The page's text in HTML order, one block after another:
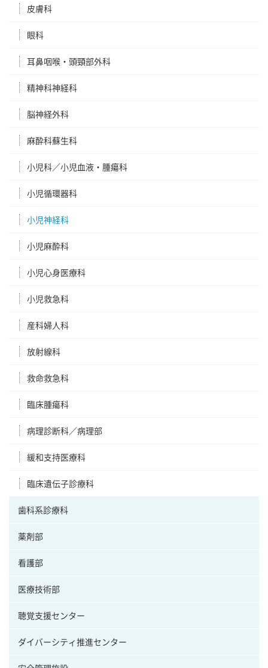
皮膚科
眼科
耳鼻咽喉・頭頸部外科
精神科神経科
脳神経外科
麻酔科蘇生科
小児科／小児血液・腫瘍科
小児循環器科
小児神経科
小児麻酔科
小児心身医療科
小児救急科
産科婦人科
放射線科
救命救急科
臨床腫瘍科
病理診断科／病理部
緩和支持医療科
臨床遺伝子診療科
歯科系診療科
薬剤部
看護部
医療技術部
聴覚支援センター
ダイバーシティ推進センター